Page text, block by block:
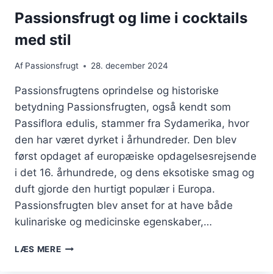
Passionsfrugt og lime i cocktails
med stil
Af Passionsfrugt 28. december 2024
Passionsfrugtens oprindelse og historiske
betydning Passionsfrugten, også kendt som
Passiflora edulis, stammer fra Sydamerika, hvor
den har været dyrket i århundreder. Den blev
først opdaget af europæiske opdagelsesrejsende
i det 16. århundrede, og dens eksotiske smag og
duft gjorde den hurtigt populær i Europa.
Passionsfrugten blev anset for at have både
kulinariske og medicinske egenskaber,…
LÆS MEREPASSIONSFRUGT